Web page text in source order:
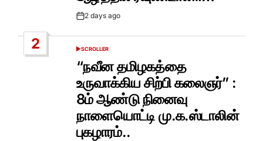
Post2 days ago
2
POSTED
SCROLLER
“நவீன தமிழகத்தை
உருவாக்கிய சிற்பி கலைஞர்” :
8ம் ஆண்டு நினைவு
நாளையொட்டி மு.க.ஸ்டாலின்
புகழாரம்..